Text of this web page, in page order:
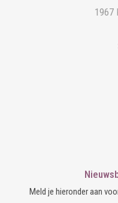
1967
Meld je hieronder aan